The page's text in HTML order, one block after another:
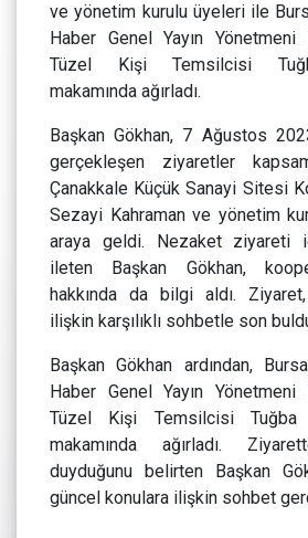
ve yönetim kurulu üyeleri ile
Haber Genel Yayın
Tüzel Kişi Temsilcisi
makamında ağırladı.
Başkan Gökhan, 7 Ağustos
gerçekleşen ziyaretler
Çanakkale Küçük Sanayi Sitesi
Sezayi Kahraman ve yönetim
araya geldi. Nezaket ziyareti
ileten Başkan Gökhan,
hakkında da bilgi aldı.
ilişkin karşılıklı sohbetle son
Başkan Gökhan ardından,
Haber Genel Yayın
Tüzel Kişi Temsilcisi Tuğba
makamında ağırladı.
duyduğunu belirten Başkan
güncel konulara ilişkin sohbet